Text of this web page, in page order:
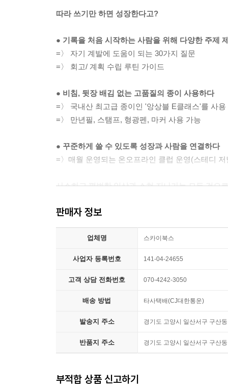
따라 쓰기만 하면 성장한다고?
● 기록을 처음 시작하는 사람을 위해 다양한 주제
=〉 자기 계발에 도움이 되는 30가지 질문
=〉 회고/ 계획 수립 루틴 가이드
● 비침, 뒷장 배김 없는 고품질의 종이 사용하다
=〉 국내산 최고급 종이인 '앙상블 E클래스'를 사용
=〉 만년필, 스탬프, 형광펜, 마커 사용 가능
● 꾸준하게 쓸 수 있도록 성장과 사람을 연결하다
=〉매월 운영되는 온오프라인 클럽 운영(스테디
사소하고 평범한 일상과 스쳐 지나가는 모든 것으
하루하루 기록하는 사람은 잠시도 자신을 잊지 않
그건 하루도 자신을 잃어버리지 않는다는 말과 같
기록하지 못했던 걸 후회한 적이 있거나,
더 스태디북으로 꾸준하게 기록해 보세요.
● ‘더 스테디북’ 페이지 구성
판매자 정보
업체명 스카이북스
사업자 등록번호 141-04-24655
고객 상담 전화번호 070-4242-3050
배송 방법 타사택배(CJ대한통운)
발송지 주소 경기도 고양시 일산서구 구산
반품지 주소 경기도 고양시 일산서구 구산
부적합 상품 신고하기